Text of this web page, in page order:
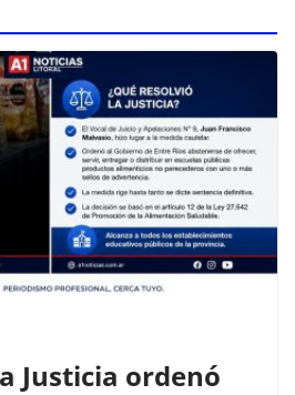
Justicia ordenó